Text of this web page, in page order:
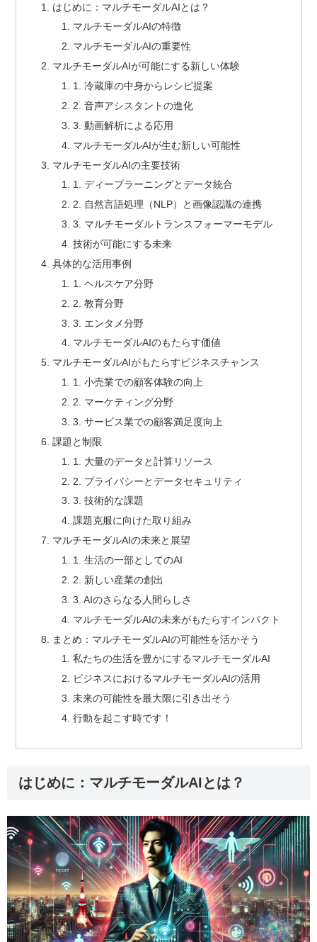
はじめに：マルチモーダルAIとは？
マルチモーダルAIの特徴
マルチモーダルAIの重要性
マルチモーダルAIが可能にする新しい体験
1. 冷蔵庫の中身からレシピ提案
2. 音声アシスタントの進化
3. 動画解析による応用
マルチモーダルAIが生む新しい可能性
マルチモーダルAIの主要技術
1. ディープラーニングとデータ統合
2. 自然言語処理（NLP）と画像認識の連携
3. マルチモーダルトランスフォーマーモデル
技術が可能にする未来
具体的な活用事例
1. ヘルスケア分野
2. 教育分野
3. エンタメ分野
マルチモーダルAIのもたらす価値
マルチモーダルAIがもたらすビジネスチャンス
1. 小売業での顧客体験の向上
2. マーケティング分野
3. サービス業での顧客満足度向上
課題と制限
1. 大量のデータと計算リソース
2. プライバシーとデータセキュリティ
3. 技術的な課題
課題克服に向けた取り組み
マルチモーダルAIの未来と展望
1. 生活の一部としてのAI
2. 新しい産業の創出
3. AIのさらなる人間らしさ
マルチモーダルAIの未来がもたらすインパクト
まとめ：マルチモーダルAIの可能性を活かそう
私たちの生活を豊かにするマルチモーダルAI
ビジネスにおけるマルチモーダルAIの活用
未来の可能性を最大限に引き出そう
行動を起こす時です！
はじめに：マルチモーダルAIとは？